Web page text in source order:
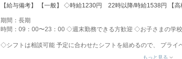
【給与備考】 【一般】 ◇時給1230円 22時以降/時給1538円 【
期間：長期
時間：09：00〜23：00 ◇週末勤務できる方歓迎 ◇お子さまの学
◇シフトは相談可能 予定に合わせたシフトを組めるので、 プライ
もっと見る